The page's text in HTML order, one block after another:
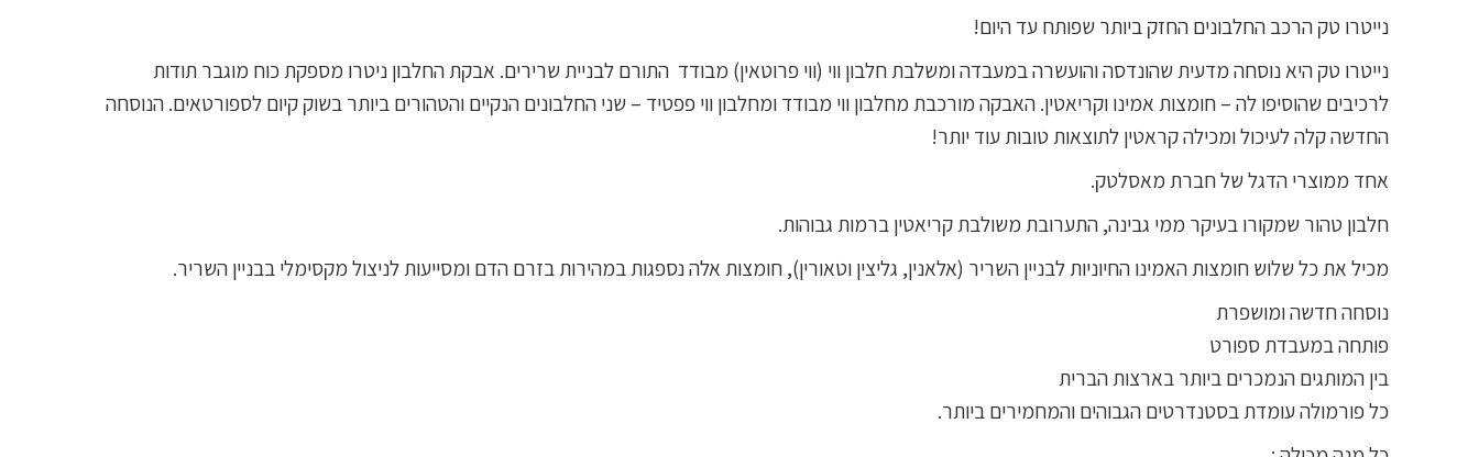
נייטרו טק הרכב החלבונים החזק ביותר שפותח עד היום!
נייטרו טק היא נוסחה מדעית שהונדסה והועשרה במעבדה ומשלבת חלבון ווי (ווי פרוטאין) מבודד התורם לבניית שרירים. אבקת החלבון ניטרו מספקת כוח מוגבר תודות
לרכיבים שהוסיפו לה – חומצות אמינו וקריאטין. האבקה מורכבת מחלבון ווי מבודד ומחלבון ווי פפטיד – שני החלבונים הנקיים והטהורים ביותר בשוק קיום לספורטאים. הנוסחה
החדשה קלה לעיכול ומכילה קראטין לתוצאות טובות עוד יותר!
אחד ממוצרי הדגל של חברת מאסלטק.
חלבון טהור שמקורו בעיקר ממי גבינה, התערובת משולבת קריאטין ברמות גבוהות.
מכיל את כל שלוש חומצות האמינו החיוניות לבניין השריר (אלאנין, גליצין וטאורין), חומצות אלה נספגות במהירות בזרם הדם ומסייעות לניצול מקסימלי בבניין השריר.
נוסחה חדשה ומושפרת
פותחה במעבדת ספורט
בין המותגים הנמכרים ביותר בארצות הברית
כל פורמולה עומדת בסטנדרטים הגבוהים והמחמירים ביותר.